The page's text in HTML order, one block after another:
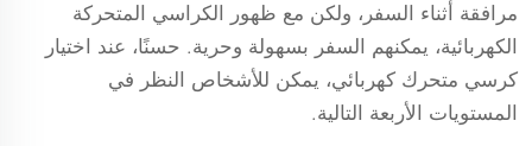
مرافقة أثناء السفر، ولكن مع ظهور الكراسي المتحركة
الكهربائية، يمكنهم السفر بسهولة وحرية. حسنًا، عند اختيار
كرسي متحرك كهربائي، يمكن للأشخاص النظر في
المستويات الأربعة التالية.